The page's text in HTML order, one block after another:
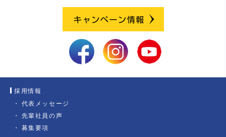
採用情報
代表メッセージ
先輩社員の声
募集要項